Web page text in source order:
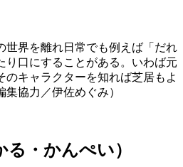
世界を離れ日常でも例えば「だれ
り口にすることがある。いわば元
のキャラクターを知れば芝居もよ
協力／伊佐めぐみ）
・かんぺい）